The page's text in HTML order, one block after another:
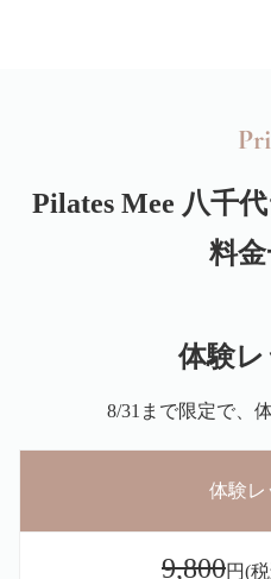
Pilates Mee 八千
料
体験
8/31まで限定で、
体験レ
9,800円(